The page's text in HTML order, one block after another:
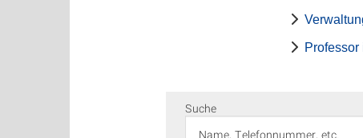
Professor
Suche